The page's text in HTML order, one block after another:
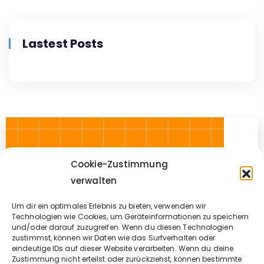
Cookie-Zustimmung
verwalten
Um dir ein optimales Erlebnis zu bieten, verwenden wir
Technologien wie Cookies, um Geräteinformationen zu speichern
und/oder darauf zuzugreifen. Wenn du diesen Technologien
zustimmst, können wir Daten wie das Surfverhalten oder
eindeutige IDs auf dieser Website verarbeiten. Wenn du deine
Zustimmung nicht erteilst oder zurückziehst, können bestimmte
Lastest Posts